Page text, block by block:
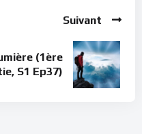
Suivant
(1ère
S1 Ep37)